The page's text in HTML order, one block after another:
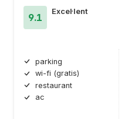
9.1
Excel·lent
parking
wi-fi (gratis)
restaurant
ac